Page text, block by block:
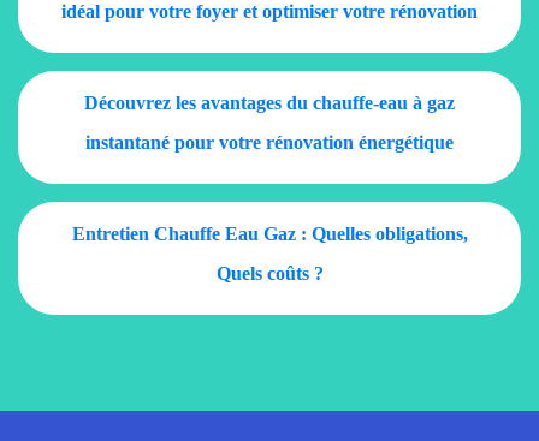
idéal pour votre foyer et optimiser votre rénovation
énergétique
Découvrez les avantages du chauffe-eau à gaz
instantané pour votre rénovation énergétique
Entretien Chauffe Eau Gaz : Quelles obligations,
Quels coûts ?